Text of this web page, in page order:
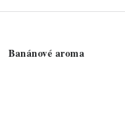
Banánové aroma